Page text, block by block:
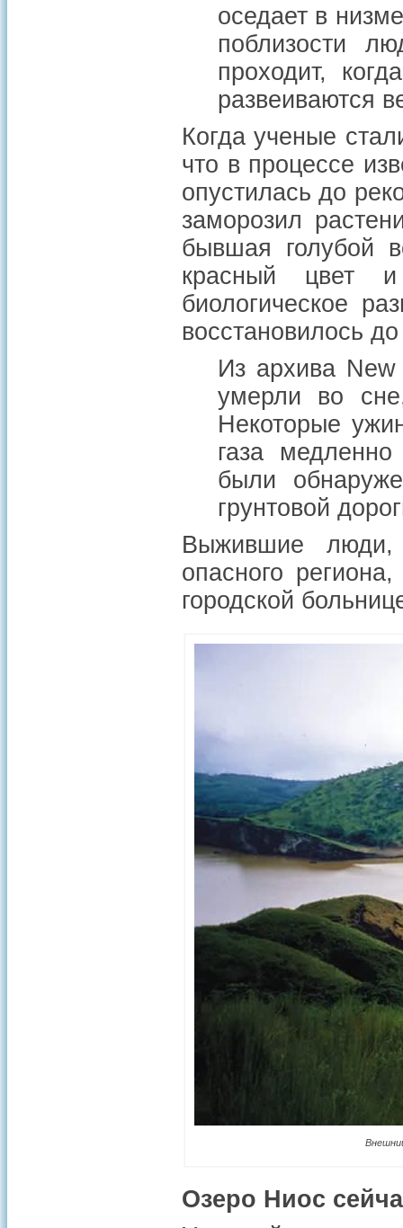
оседает в
поблизости
проходит,
развеиваются
Когда ученые
что в процессе
опустилась до
заморозил
бывшая голубой
красный цвет и
биологическое
восстановилось
Из архива New
умерли во
Некоторые
газа
были
грунтовой
Выжившие люди,
опасного
городской
Озеро Ниос